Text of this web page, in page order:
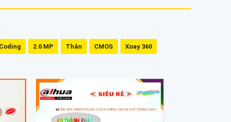
2.0 MP Thân CMOS Xoay 360